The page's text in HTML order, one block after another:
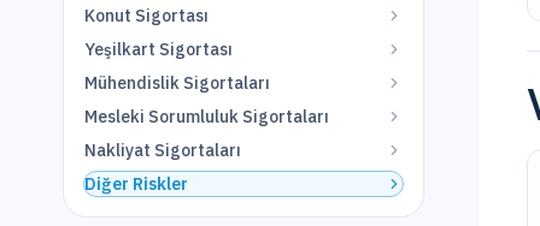
Konut Sigortası
Yeşilkart Sigortası
Mühendislik Sigortaları
Mesleki Sorumluluk Sigortaları
Nakliyat Sigortaları
Diğer Riskler